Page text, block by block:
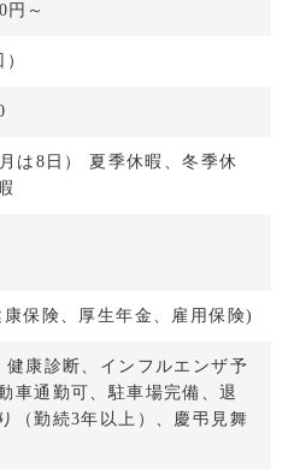
円～
は8日） 夏季休暇、冬季休
保険、厚生年金、雇用保険)
健康診断、インフルエンザ予
車通勤可、駐車場完備、退
（勤続3年以上）、慶弔見舞